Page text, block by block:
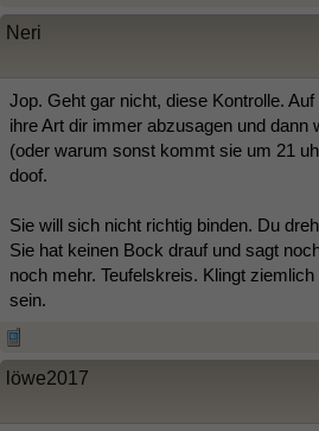
Neri
Jop. Geht gar nicht, diese Kontrolle.
ihre Art dir immer abzusagen und dann
(oder warum sonst kommt sie um 21
doof.
Sie will sich nicht richtig binden. Du
Sie hat keinen Bock drauf und sagt
noch mehr. Teufelskreis. Klingt
sein.
löwe2017